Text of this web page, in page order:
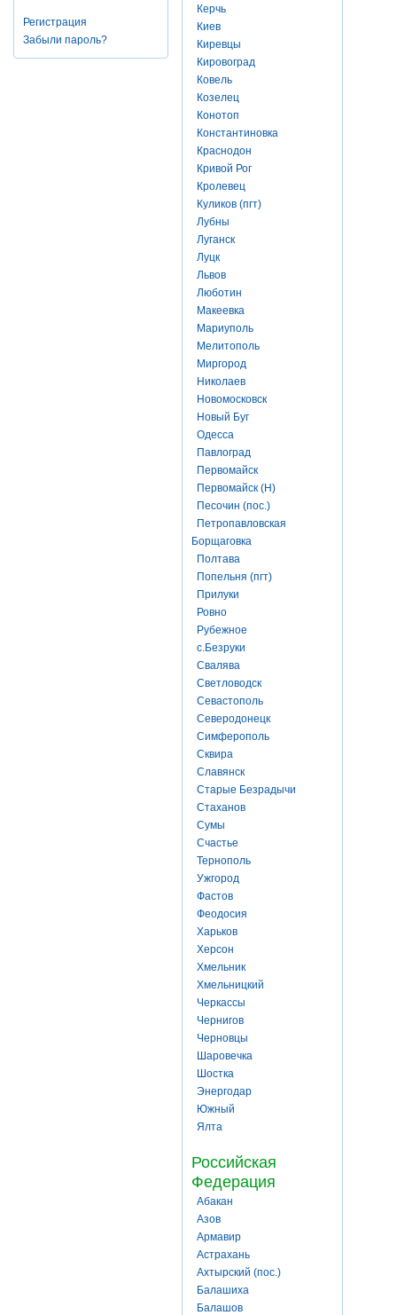
Регистрация
Забыли пароль?
Керчь
Киев
Киревцы
Кировоград
Ковель
Козелец
Конотоп
Константиновка
Краснодон
Кривой Рог
Кролевец
Куликов (пгт)
Лубны
Луганск
Луцк
Львов
Люботин
Макеевка
Мариуполь
Мелитополь
Миргород
Николаев
Новомосковск
Новый Буг
Одесса
Павлоград
Первомайск
Первомайск (Н)
Песочин (пос.)
Петропавловская
Борщаговка
Полтава
Попельня (пгт)
Прилуки
Ровно
Рубежное
с.Безруки
Свалява
Светловодск
Севастополь
Северодонецк
Симферополь
Сквира
Славянск
Старые Безрадычи
Стаханов
Сумы
Счастье
Тернополь
Ужгород
Фастов
Феодосия
Харьков
Херсон
Хмельник
Хмельницкий
Черкассы
Чернигов
Черновцы
Шаровечка
Шостка
Энергодар
Южный
Ялта
Российская
Федерация
Абакан
Азов
Армавир
Астрахань
Ахтырский (пос.)
Балашиха
Балашов